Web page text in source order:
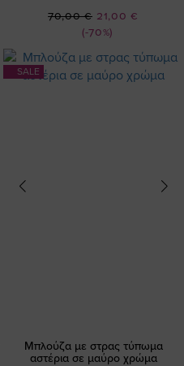
(-70%)
Ειδική
Τιμή
21,00 €
70,00 €
SALE
Μπλούζα με στρας τύπωμα
αστέρια σε μαύρο χρώμα